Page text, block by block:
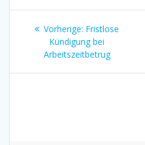
Vorherige: Vorheriger
Beitrag:
Fristlose
Kündigung bei
Arbeitszeitbetrug